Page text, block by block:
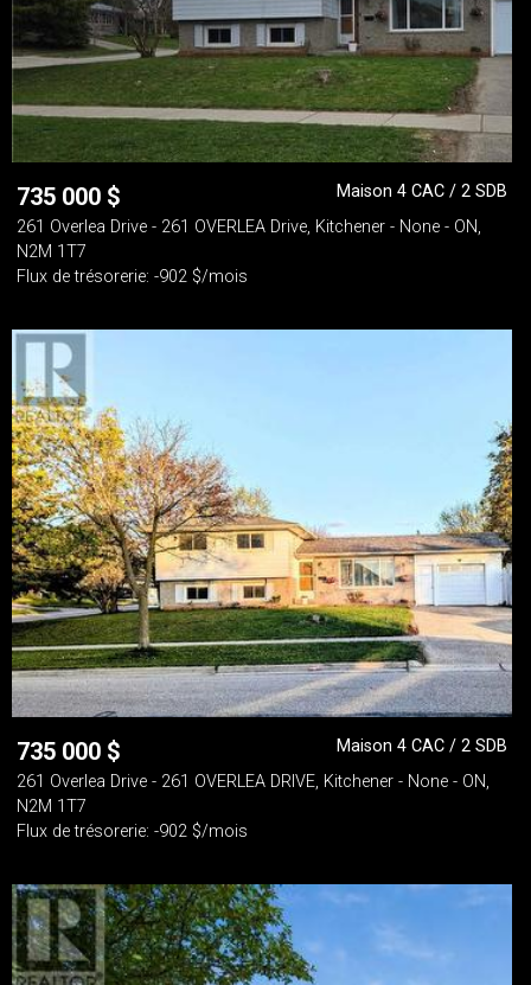
735 000 $
Maison 4 CAC / 2 SDB
261 Overlea Drive - 261 OVERLEA Drive, Kitchener - None - ON,
N2M 1T7
Flux de trésorerie: -902 $/mois
735 000 $
Maison 4 CAC / 2 SDB
261 Overlea Drive - 261 OVERLEA DRIVE, Kitchener - None - ON,
N2M 1T7
Flux de trésorerie: -902 $/mois